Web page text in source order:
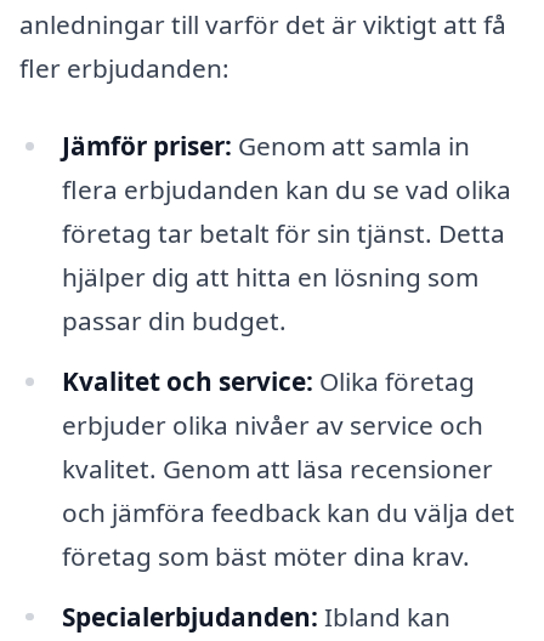
anledningar till varför det är viktigt att få
fler erbjudanden:
Jämför priser: Genom att samla in
flera erbjudanden kan du se vad olika
företag tar betalt för sin tjänst. Detta
hjälper dig att hitta en lösning som
passar din budget.
Kvalitet och service: Olika företag
erbjuder olika nivåer av service och
kvalitet. Genom att läsa recensioner
och jämföra feedback kan du välja det
företag som bäst möter dina krav.
Specialerbjudanden: Ibland kan